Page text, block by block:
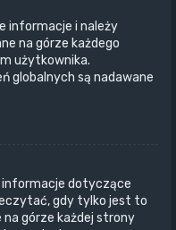
informacje i należy
na górze każdego
użytkownika.
globalnych są nadawane
informacje dotyczące
gdy tylko jest to
na górze każdej strony